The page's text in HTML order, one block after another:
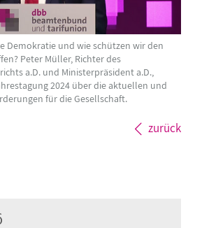
Demokratie und wie schützen wir den
Peter Müller, Richter des
a.D. und Ministerpräsident a.D.,
2024 über die aktuellen und
für die Gesellschaft.
zurück